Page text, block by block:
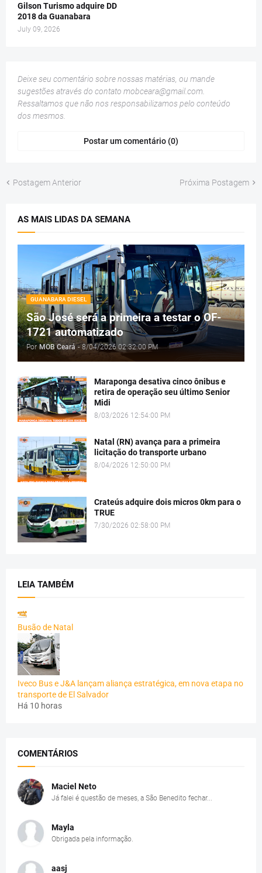
Gilson Turismo adquire DD
2018 da Guanabara
July 09, 2026
Deixe seu comentário sobre nossas matérias, ou mande
sugestões através do contato mobceara@gmail.com
Ressaltamos que não nos responsabilizamos pelo conteúdo
dos mesmos.
Postar um comentário (0)
Postagem Anterior Próxima Postagem
AS MAIS LIDAS DA SEMANA
GUANABARA DIESEL
São José será a primeira a testar o OF-
1721 automatizado
Por MOB Ceará - 8/04/2026 02:32:00 PM
Maraponga desativa cinco ônibus e
retira de operação seu último Senior
Midi
8/03/2026 12:54:00 PM
Natal (RN) avança para a primeira
licitação do transporte urbano
8/04/2026 12:50:00 PM
Crateús adquire dois micros 0km para o
TRUE
7/30/2026 02:58:00 PM
LEIA TAMBÉM
Busão de Natal
Iveco Bus e J&A lançam aliança estratégica, em nova etapa no
transporte de El Salvador
Há 10 horas
COMENTÁRIOS
Maciel Neto
Já falei é questão de meses, a São Benedito fechar...
Mayla
Obrigada pela informação.
aasj